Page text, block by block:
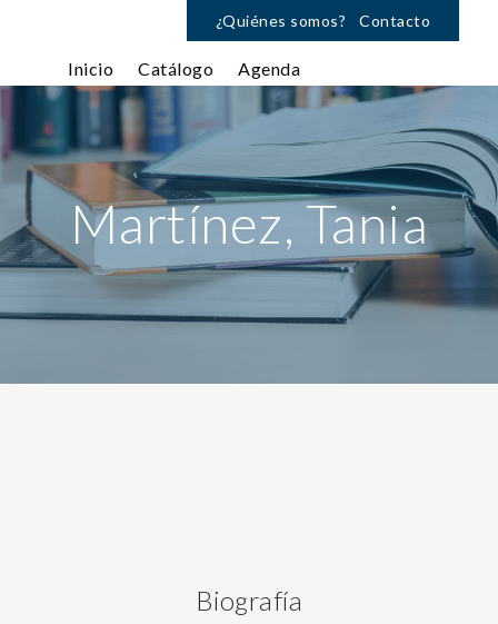
¿Quiénes somos? Contacto
Inicio Catálogo Agenda
Martínez, Tania
Biografía